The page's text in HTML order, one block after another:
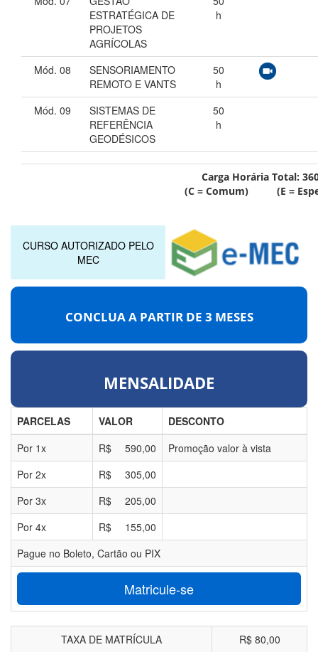
ESTRATÉGICA DE
PROJETOS
AGRÍCOLAS
h
Mód. 08
SENSORIAMENTO
REMOTO E VANTS
50
h
Mód. 09
SISTEMAS DE
REFERÊNCIA
GEODÉSICOS
50
h
Carga Horária Total:
(C = Comum) (E =
CURSO AUTORIZADO PELO
MEC
CONCLUA A PARTIR DE 3 MESES
MENSALIDADE
PARCELAS VALOR
DESCONTO
Por 1x R$ 590,00
Promoção valor à vista
Por 2x R$
305,00
Por 3x R$
205,00
Por 4x R$
155,00
Pague no Boleto, Cartão ou PIX
Matricule-se
TAXA DE MATRÍCULA R$ 80,00